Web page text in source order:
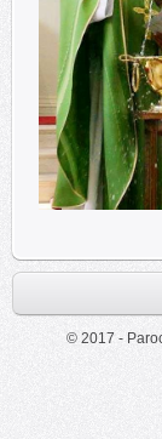
© 2017 -